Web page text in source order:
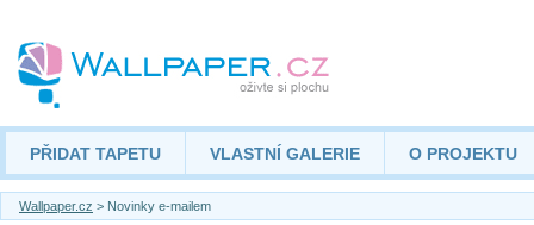
PŘIDAT TAPETU VLASTNÍ GALERIE O PROJEKTU
Wallpaper.cz > Novinky e-mailem